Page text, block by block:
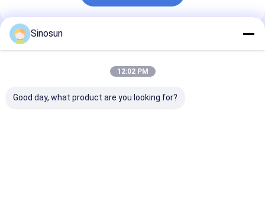
추천된 제품
Sinosun
12:02 PM
Good day, what product are you looking for?